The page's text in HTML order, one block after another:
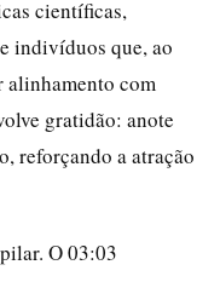
científicas,
indivíduos que, ao
alinhamento com
gratidão: anote
reforçando a atração
O 03:03